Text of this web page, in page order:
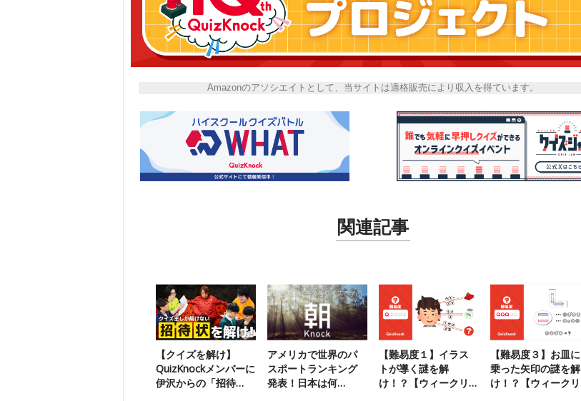
Amazonのアソシエイトとして、当サイトは適格販売により収入を得ています。
関連記事
【クイズを解け】
QuizKnockメンバーに
伊沢からの「招待
アメリカで世界のパ
スポートランキング
発表！日本は何
【難易度１】イラス
トが導く謎を解
け！？【ウィークリ
【難易度３】お皿に
乗った矢印の謎を解
け！？【ウィークリ